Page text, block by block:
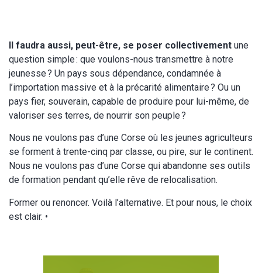
Il faudra aussi, peut-être, se poser collectivement une
question simple : que voulons-nous transmettre à notre
jeunesse ? Un pays sous dépendance, condamnée à
l’importation massive et à la précarité alimentaire ? Ou un
pays fier, souverain, capable de produire pour lui-même, de
valoriser ses terres, de nourrir son peuple ?
Nous ne voulons pas d’une Corse où les jeunes agriculteurs
se forment à trente-cinq par classe, ou pire, sur le continent.
Nous ne voulons pas d’une Corse qui abandonne ses outils
de formation pendant qu’elle rêve de relocalisation.
Former ou renoncer. Voilà l’alternative. Et pour nous, le choix
est clair. •